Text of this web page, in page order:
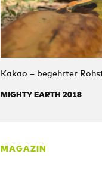
Kakao – begehrter
MIGHTY EARTH 2018
MAGAZIN